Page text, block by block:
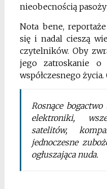
nieobecnością
Nota bene,
się i nadal cieszą
czytelników. Oby
jego zatroskanie o
współczesnego życia.
Rosnące
elektroniki,
satelitów,
jednoczesne
ogłuszająca nuda.